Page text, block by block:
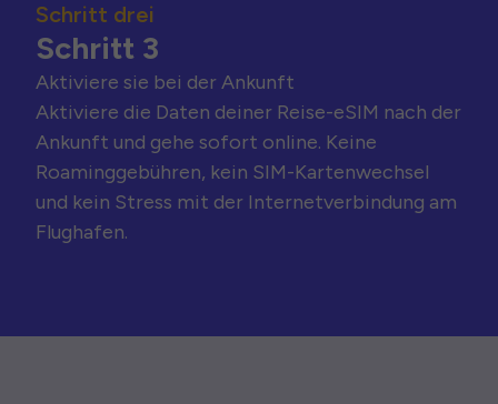
Schritt drei
Schritt 3
Aktiviere sie bei der Ankunft
Aktiviere die Daten deiner Reise-eSIM nach der
Ankunft und gehe sofort online. Keine
Roaminggebühren, kein SIM-Kartenwechsel
und kein Stress mit der Internetverbindung am
Flughafen.